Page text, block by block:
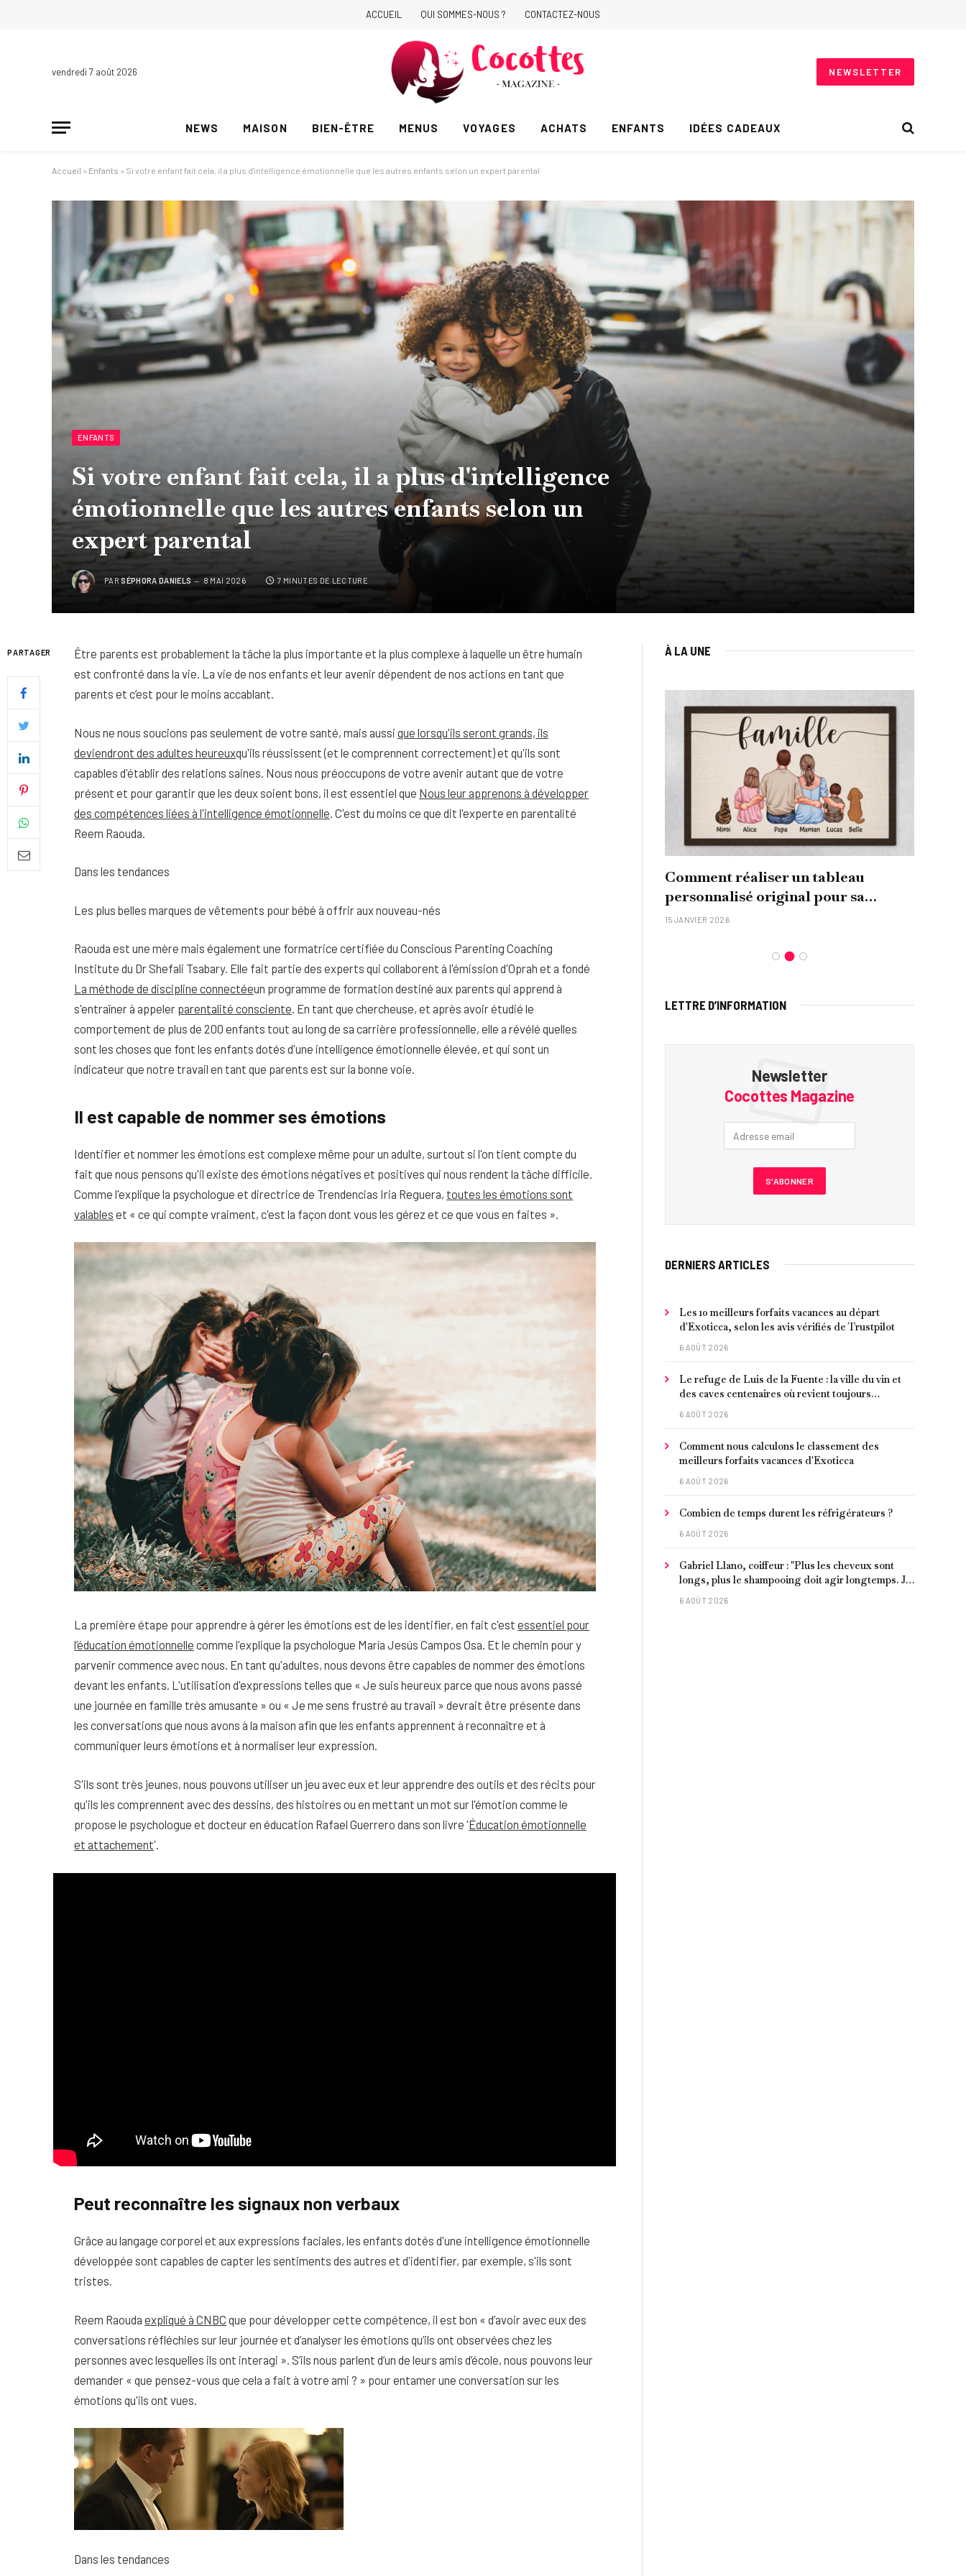
ACCUEIL QUI SOMMES-NOUS ? CONTACTEZ-NOUS
vendredi 7 août 2026 NEWSLETTER
NEWS MAISON BIEN-ÊTRE MENUS VOYAGES ACHATS ENFANTS IDÉES CADEAUX
Accueil » Enfants » Si votre enfant fait cela, il a plus d'intelligence émotionnelle que les autres enfants selon un expert parental
ENFANTS
Si votre enfant fait cela, il a plus d'intelligence
émotionnelle que les autres enfants selon un
expert parental
PAR SÉPHORA DANIELS 8 MAI 2026 7 MINUTES DE LECTURE
PARTAGER
Être parents est probablement la tâche la plus importante et la plus complexe à laquelle un être humain
est confronté dans la vie. La vie de nos enfants et leur avenir dépendent de nos actions en tant que
parents et c’est pour le moins accablant.
Nous ne nous soucions pas seulement de votre santé, mais aussi que lorsqu'ils seront grands, ils
deviendront des adultes heureuxqu'ils réussissent (et le comprennent correctement) et qu'ils sont
capables d'établir des relations saines. Nous nous préoccupons de votre avenir autant que de votre
présent et pour garantir que les deux soient bons, il est essentiel que Nous leur apprenons à développer
des compétences liées à l'intelligence émotionnelle . C'est du moins ce que dit l'experte en parentalité
Reem Raouda.
Dans les tendances
Les plus belles marques de vêtements pour bébé à offrir aux nouveau-nés
Raouda est une mère mais également une formatrice certifiée du Conscious Parenting Coaching
Institute du Dr Shefali Tsabary. Elle fait partie des experts qui collaborent à l'émission d'Oprah et a fondé
La méthode de discipline connectéeun programme de formation destiné aux parents qui apprend à
s'entraîner à appeler parentalité consciente. En tant que chercheuse, et après avoir étudié le
comportement de plus de 200 enfants tout au long de sa carrière professionnelle, elle a révélé quelles
sont les choses que font les enfants dotés d'une intelligence émotionnelle élevée, et qui sont un
indicateur que notre travail en tant que parents est sur la bonne voie.
Il est capable de nommer ses émotions
Identifier et nommer les émotions est complexe même pour un adulte, surtout si l'on tient compte du
fait que nous pensons qu'il existe des émotions négatives et positives qui nous rendent la tâche difficile.
Comme l'explique la psychologue et directrice de Trendencias Iria Reguera, toutes les émotions sont
valables et « ce qui compte vraiment, c'est la façon dont vous les gérez et ce que vous en faites ».
La première étape pour apprendre à gérer les émotions est de les identifier, en fait c'est essentiel pour
l’éducation émotionnelle comme l'explique la psychologue María Jesús Campos Osa. Et le chemin pour y
parvenir commence avec nous. En tant qu'adultes, nous devons être capables de nommer des émotions
devant les enfants. L'utilisation d'expressions telles que « Je suis heureux parce que nous avons passé
une journée en famille très amusante » ou « Je me sens frustré au travail » devrait être présente dans
les conversations que nous avons à la maison afin que les enfants apprennent à reconnaître et à
communiquer leurs émotions et à normaliser leur expression.
S'ils sont très jeunes, nous pouvons utiliser un jeu avec eux et leur apprendre des outils et des récits pour
qu'ils les comprennent avec des dessins, des histoires ou en mettant un mot sur l'émotion comme le
propose le psychologue et docteur en éducation Rafael Guerrero dans son livre 'Éducation émotionnelle
et attachement'.
Peut reconnaître les signaux non verbaux
Grâce au langage corporel et aux expressions faciales, les enfants dotés d'une intelligence émotionnelle
développée sont capables de capter les sentiments des autres et d'identifier, par exemple, s'ils sont
tristes.
Reem Raouda expliqué à CNBC que pour développer cette compétence, il est bon « d’avoir avec eux des
conversations réfléchies sur leur journée et d’analyser les émotions qu’ils ont observées chez les
personnes avec lesquelles ils ont interagi ». S’ils nous parlent d’un de leurs amis d’école, nous pouvons leur
demander « que pensez-vous que cela a fait à votre ami ? » pour entamer une conversation sur les
émotions qu'ils ont vues.
Dans les tendances
À LA UNE
Quel soin adopter pour une peau
26 NOVEMBRE 2025
Comment réaliser un tableau
personnalisé original pour sa
famille ?
15 JANVIER 2026
LETTRE D’INFORMATION
Newsletter
Cocottes Magazine
DERNIERS ARTICLES
Les 10 meilleurs forfaits vacances au départ
d'Exoticca, selon les avis vérifiés de Trustpilot
6 AOÛT 2026
Le refuge de Luis de la Fuente : la ville du vin et
des caves centenaires où revient toujours
l'entraîneur espagnol
6 AOÛT 2026
Comment nous calculons le classement des
meilleurs forfaits vacances d'Exoticca
6 AOÛT 2026
Combien de temps durent les réfrigérateurs ?
6 AOÛT 2026
Gabriel Llano, coiffeur : "Plus les cheveux sont
longs, plus le shampooing doit agir longtemps. Je
conseille de le laisser entre 1 et 3 minutes."
6 AOÛT 2026